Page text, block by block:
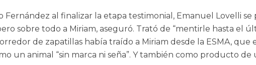
Fernández al finalizar la etapa testimonial, Emanuel Lovelli se
sobre todo a Miriam, aseguró. Trató de “mentirle hasta el
de zapatillas había traído a Miriam desde la ESMA, que
un animal “sin marca ni seña”. Y también como producto